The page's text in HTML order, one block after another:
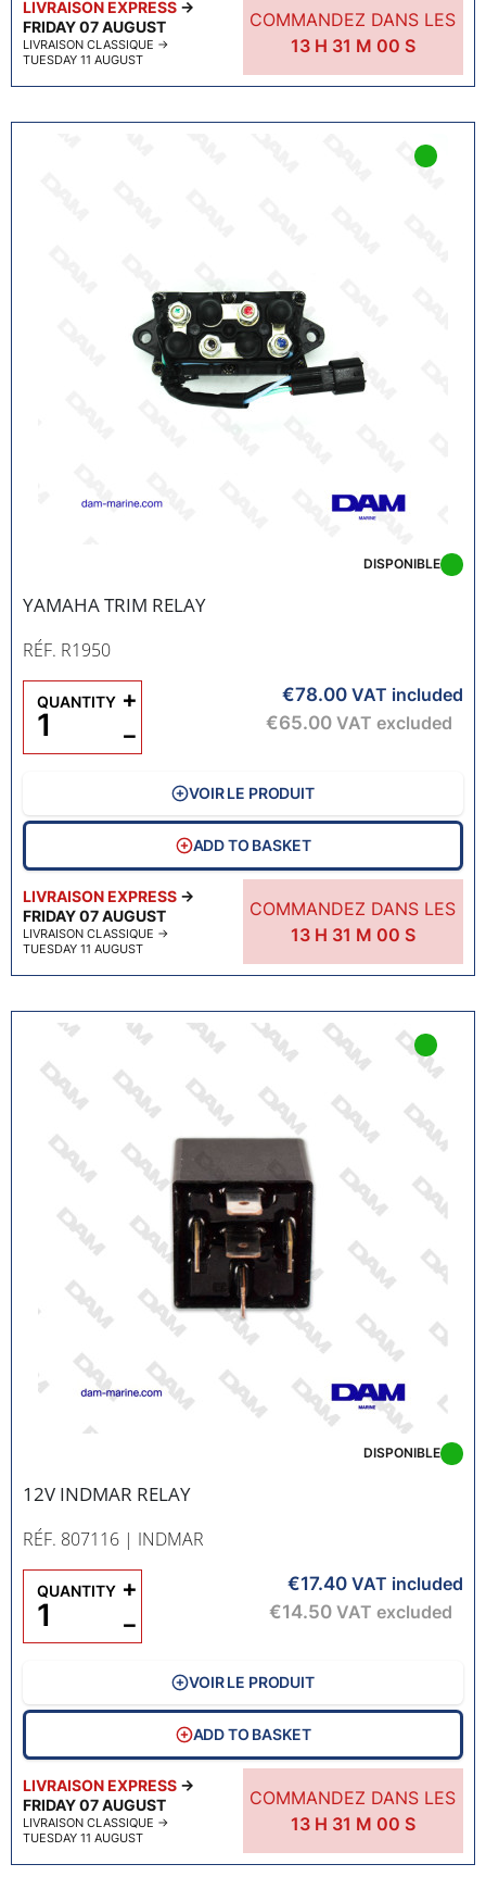
LIVRAISON EXPRESS →
FRIDAY 07 AUGUST
LIVRAISON CLASSIQUE →
TUESDAY 11 AUGUST
COMMANDEZ DANS LES
13H 30 M59 S
YAMAHA TRIM RELAY
RÉF. R1950
LIVRAISON EXPRESS →
FRIDAY 07 AUGUST
LIVRAISON CLASSIQUE →
TUESDAY 11 AUGUST
COMMANDEZ DANS LES
13H 30 M59 S
DISPONIBLE
€78.00 VAT included
€65.00 VAT excluded
QUANTITY
−
+
VOIR LE PRODUIT
ADD TO BASKET
12V INDMAR RELAY
RÉF. 807116 | INDMAR
LIVRAISON EXPRESS →
FRIDAY 07 AUGUST
LIVRAISON CLASSIQUE →
TUESDAY 11 AUGUST
COMMANDEZ DANS LES
13H 30 M59 S
DISPONIBLE
€17.40 VAT included
€14.50 VAT excluded
QUANTITY
−
+
VOIR LE PRODUIT
ADD TO BASKET